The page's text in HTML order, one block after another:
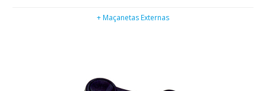
+ Maçanetas Externas